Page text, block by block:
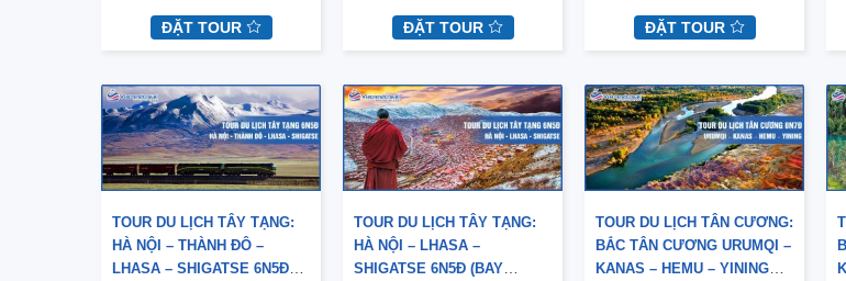
ĐẶT TOUR ĐẶT TOUR ĐẶT TOUR
TOUR DU LỊCH TÂY TẠNG:
HÀ NỘI – THÀNH ĐÔ –
LHASA – SHIGATSE 6N5Đ
TOUR DU LỊCH TÂY TẠNG:
HÀ NỘI – LHASA –
SHIGATSE 6N5Đ (BAY
TOUR DU LỊCH TÂN CƯƠNG:
BẮC TÂN CƯƠNG URUMQI –
KANAS – HEMU – YINING